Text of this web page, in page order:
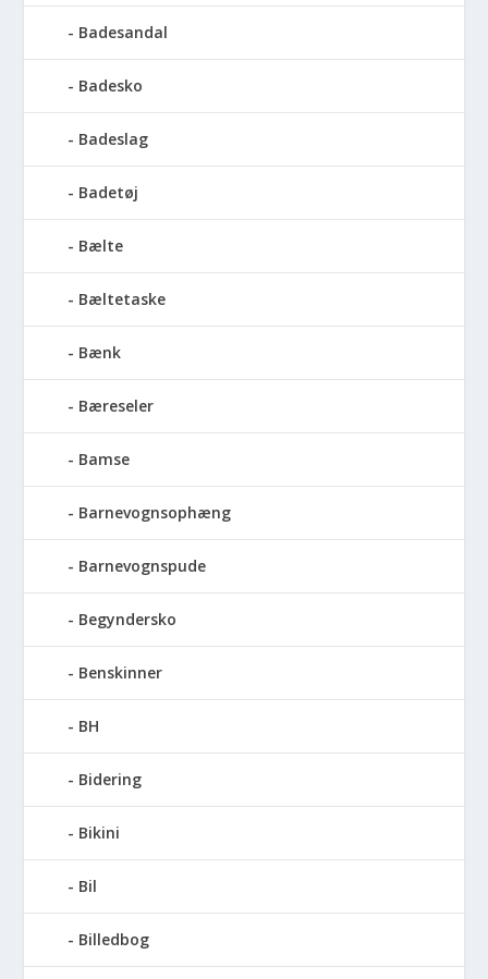
Badesandal
Badesko
Badeslag
Badetøj
Bælte
Bæltetaske
Bænk
Bæreseler
Bamse
Barnevognsophæng
Barnevognspude
Begyndersko
Benskinner
BH
Bidering
Bikini
Bil
Billedbog